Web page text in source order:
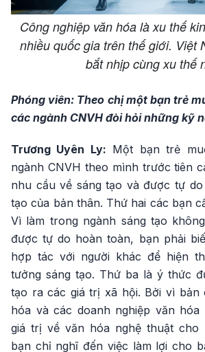
Công nghiệp văn hóa là xu thế
nhiều quốc gia trên thế giới. Việt
bắt nhịp cùng xu thế
Phóng viên: Theo chị một bạn trẻ
các ngành CNVH đòi hỏi những kỹ
Trương Uyên Ly: Một bạn trẻ
ngành CNVH theo mình trước tiên
nhu cầu về sáng tạo và được tự
tạo của bản thân. Thứ hai các bạn
Vì làm trong ngành sáng tạo
được tự do hoàn toàn, bạn phải
hợp tác với người khác để hiện
tưởng sáng tạo. Thứ ba là ý thức
tạo ra các giá trị xã hội. Bởi vì bản
hóa và các doanh nghiệp văn hóa
giá trị về văn hóa nghệ thuật cho
bạn chỉ nghĩ đến việc làm lợi cho